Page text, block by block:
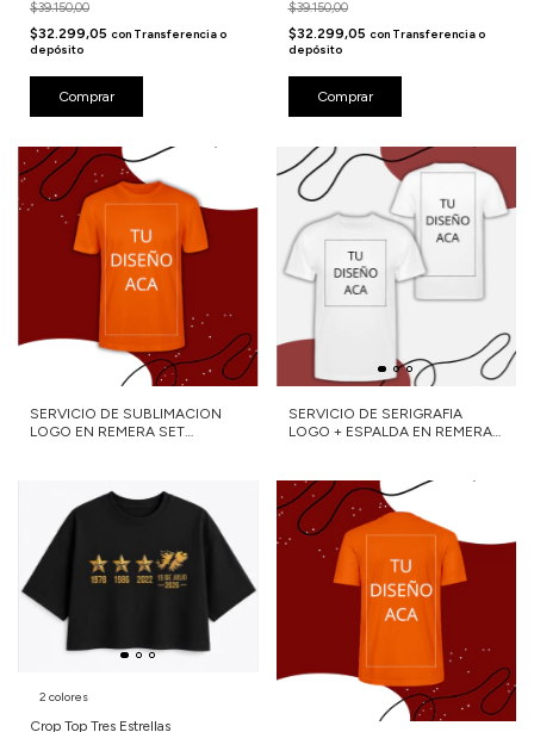
$39.150,00
$32.299,05 con Transferencia o
depósito
Comprar
$39.150,00
$32.299,05 con Transferencia o
depósito
Comprar
SERVICIO DE SUBLIMACION
LOGO EN REMERA SET
SERVICIO DE SERIGRAFIA
LOGO + ESPALDA EN REMERA
2 colores
Crop Top Tres Estrellas